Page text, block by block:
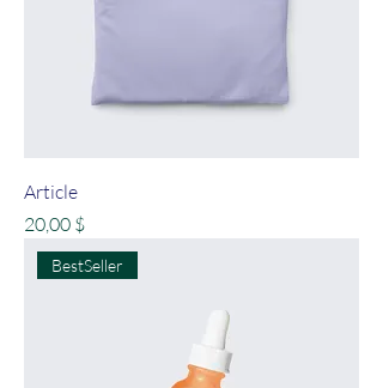
Article
Prix
20,00 $
BestSeller